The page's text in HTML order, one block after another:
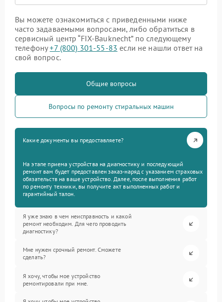
Вы можете ознакомиться с приведенными ниже
часто задаваемыми вопросами, либо обратиться в
сервисный центр “FIX-Bauknecht” по следующему
телефону+7 (800) 301-55-83 если не нашли ответ на
свой вопрос.
Общие вопросы
Вопросы по ремонту стиральных машин
Какие документы вы предоставляете?
На этапе приема устройства на диагностику и последующий
ремонт вам будет предоставлен заказ-наряд с указанием страховых
обязательств на ваше устройство. Далее, после выполнения работ
по ремонту техники, вы получите акт выполненных работ и
гарантийный талон.
Я уже знаю в чем неисправность и какой
ремонт необходим. Для чего проводить
диагностику?
Мне нужен срочный ремонт. Сможете
сделать?
Я хочу, чтобы мое устройство
ремонтировали при мне.